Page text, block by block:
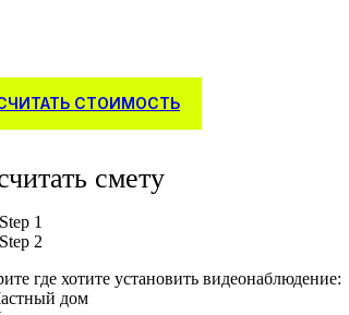
СТОИМОСТЬ
смету
Step 1
Step 2
где хотите установить видеонаблюдение:
дом